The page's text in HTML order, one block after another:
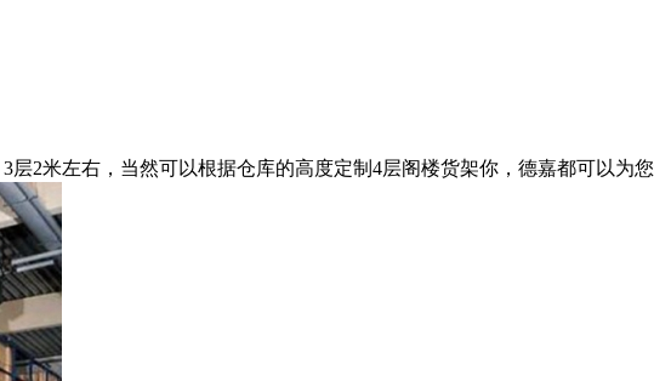
2米左右，当然可以根据仓库的高度定制4层阁楼货架你，德嘉都可以为